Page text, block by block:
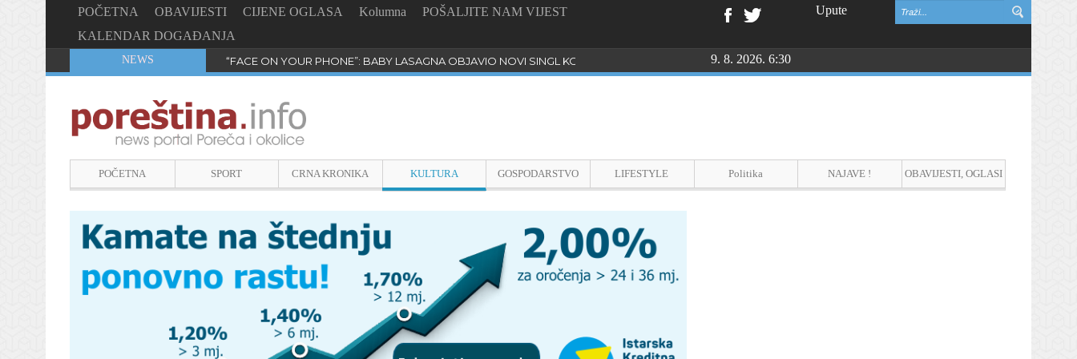
POČETNA OBAVIJESTI CIJENE OGLASA Kolumna
POŠALJITE NAM VIJEST
KALENDAR DOGAĐANJA
Upute
NEWS “FACE ON YOUR PHONE”: BABY LASAGNA OBJAVIO NOVI SINGL KOJI PROGOVARA O BULLYINGU9. 8. 2026. 6:30
POČETNA SPORT CRNA KRONIKA KULTURA GOSPODARSTVO LIFESTYLE Politika NAJAVE ! OBAVIJESTI, OGLASI